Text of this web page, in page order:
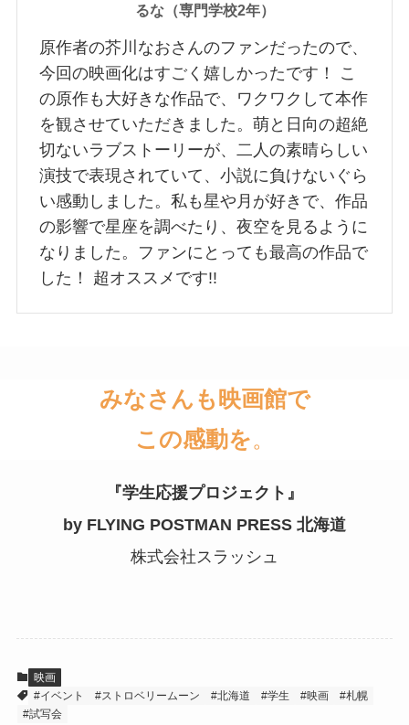
るな（専門学校2年）
原作者の芥川なおさんのファンだったので、
今回の映画化はすごく嬉しかったです！ こ
の原作も大好きな作品で、ワクワクして本作
を観させていただきました。萌と日向の超絶
切ないラブストーリーが、二人の素晴らしい
演技で表現されていて、小説に負けないぐら
い感動しました。私も星や月が好きで、作品
の影響で星座を調べたり、夜空を見るように
なりました。ファンにとっても最高の作品で
した！ 超オススメです!!
みなさんも映画館で
この感動を。
『学生応援プロジェクト』
by FLYING POSTMAN PRESS 北海道
株式会社スラッシュ
映画
#イベント
#ストロベリームーン #北海道 #学生 #映画
#札幌
#試写会